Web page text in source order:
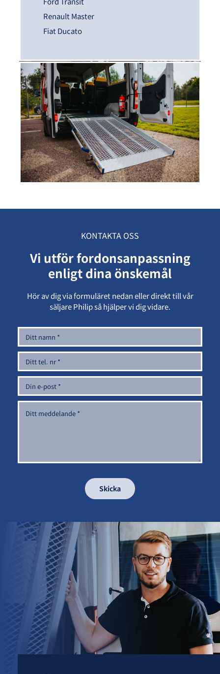
Renault Master
Fiat Ducato
KONTAKTA OSS
Vi utför fordonsanpassning
enligt dina önskemål
Hör av dig via formuläret nedan eller direkt till vår
säljare Philip så hjälper vi dig vidare.
Skicka